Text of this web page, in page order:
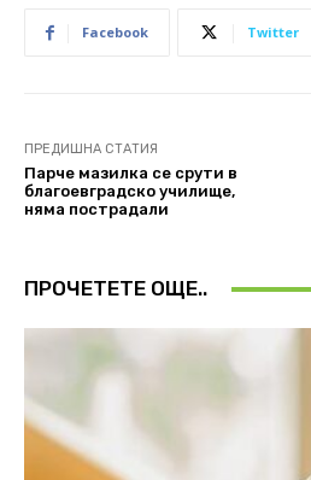
Facebook Twitter
ПРЕДИШНА СТАТИЯ
Парче мазилка се срути в
благоевградско училище,
няма пострадали
ПРОЧЕТЕТЕ ОЩЕ..